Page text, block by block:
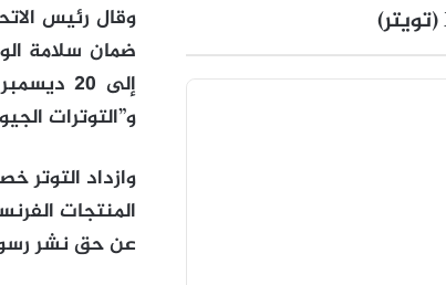
وقال رئيس
و”التوترات
وازداد التوتر
المنتجات
عن حق نشر